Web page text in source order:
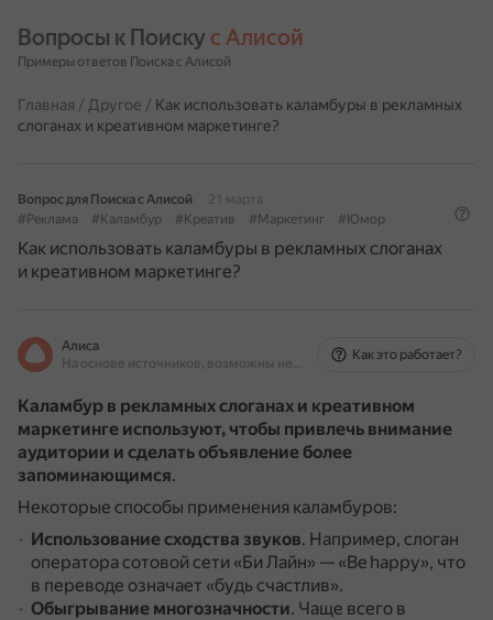
Вопросы к Поиску с Алисой
Примеры ответов Поиска с Алисой
Главная / Другое / Как использовать каламбуры в рекламных
слоганах и креативном маркетинге?
Вопрос для Поиска с Алисой
21 марта
#Реклама
#Каламбур #Креатив #Маркетинг #Юмор
Как использовать каламбуры в рекламных слоганах
и креативном маркетинге?
Алиса
На основе источников, возможны неточности
Как это работает?
Каламбур в рекламных слоганах и креативном
маркетинге используют, чтобы привлечь внимание
аудитории и сделать объявление более
запоминающимся.
Некоторые способы применения каламбуров:
Использование сходства звуков. Например, слоган
оператора сотовой сети «Би Лайн» — «Be happy», что
в переводе означает «будь счастлив».
Обыгрывание многозначности. Чаще всего в